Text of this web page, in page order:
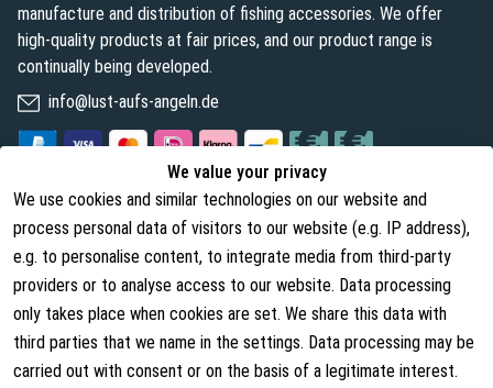
We value your privacy
We use cookies and similar technologies on our website and
process personal data of visitors to our website (e.g. IP address),
e.g. to personalise content, to integrate media from third-party
providers or to analyse access to our website. Data processing
only takes place when cookies are set. We share this data with
third parties that we name in the settings. Data processing may be
carried out with consent or on the basis of a legitimate interest.
manufacture and distribution of fishing accessories. We offer
high-quality products at fair prices, and our product range is
continually being developed.
info@lust-aufs-angeln.de
Legal
Terms and Conditions
Cancellation Rights
Withdraw from contract
Privacy Policy
About us
About Us
Contact
Shipping Information